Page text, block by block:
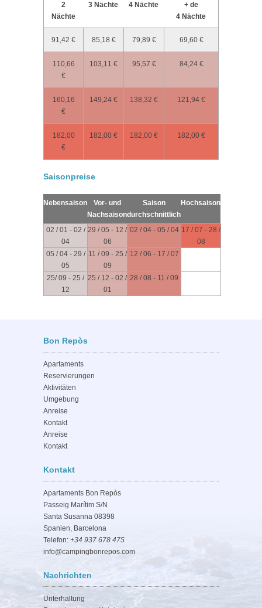
2
Nächte
3 Nächte 4 Nächte
+ de
4 Nächte
91,42 € 85,18 € 79,89 € 69,60 €
110,66
€
103,11 € 95,57 € 84,24 €
160,16
€
149,24 € 138,32 € 121,94 €
182,00
€
182,00 € 182,00 € 182,00 €
Saisonpreise
Nebensaison
Vor- und
Nachsaison
Saison
durchschnittlich
Hochsaison
02 / 01 - 02 /
04
29 / 05 - 12 /
06
02 / 04 - 05 / 04 17 / 07 - 28 /
08
05 / 04 - 29 /
05
11 / 09 - 25 /
09
12 / 06 - 17 / 07
25/ 09 - 25 /
12
25 / 12 - 02 /
01
28 / 08 - 11 / 09
Bon Repòs
Apartaments
Reservierungen
Aktivitäten
Umgebung
Anreise
Kontakt
Anreise
Kontakt
Kontakt
Apartaments Bon Repòs
Passeig Marítim S/N
Santa Susanna 08398
Spanien, Barcelona
Telefon: +34 937 678 475
info@campingbonrepos.com
Nachrichten
Unterhaltung